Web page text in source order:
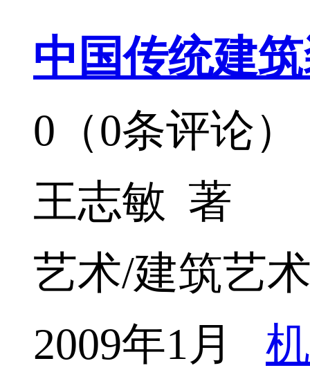
中国传统建
0（0条评论）
王志敏 著
艺术/建筑艺
2009年1月